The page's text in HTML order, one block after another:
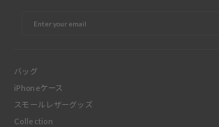
バッグ
iPhoneケース
スモールレザーグッズ
Collection